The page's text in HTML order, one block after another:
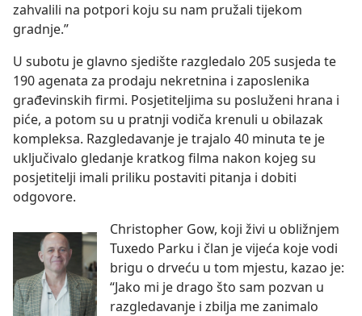
zahvalili na potpori koju su nam pružali tijekom
gradnje.”
U subotu je glavno sjedište razgledalo 205 susjeda te
190 agenata za prodaju nekretnina i zaposlenika
građevinskih firmi. Posjetiteljima su posluženi hrana i
piće, a potom su u pratnji vodiča krenuli u obilazak
kompleksa. Razgledavanje je trajalo 40 minuta te je
uključivalo gledanje kratkog filma nakon kojeg su
posjetitelji imali priliku postaviti pitanja i dobiti
odgovore.
Christopher Gow, koji živi u obližnjem
Tuxedo Parku i član je vijeća koje vodi
brigu o drveću u tom mjestu, kazao je:
“Jako mi je drago što sam pozvan u
razgledavanje i zbilja me zanimalo